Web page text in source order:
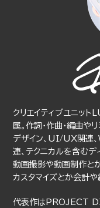
クリエイティブユニッ
属。作詞・作曲・編曲や
デザイン、UI/UX関連
連、テクニカルを含むデ
動画撮影や動画制作とか
カスタマイズとか会計
代表作はPROJECT